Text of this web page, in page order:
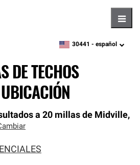
zipcode, language
30441 - español
DE TECHOS
a 20 millas de Midville,